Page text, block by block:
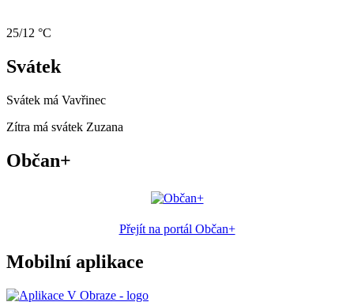
25/12 °C
Svátek
Svátek má Vavřinec
Zítra má svátek Zuzana
Občan+
Přejít na portál Občan+
Mobilní aplikace